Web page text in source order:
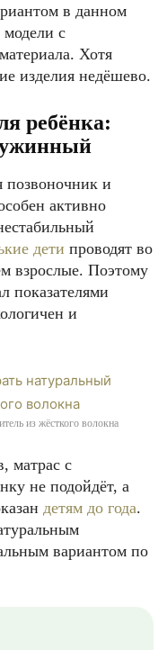
в данном
с
Хотя
изделия недёшево.
ребёнка:
позвоночник и
активно
дети проводят во
взрослые. Поэтому
показателями
и
из жёсткого волокна
матрас с
не подойдёт, а
детям до года.
вариантом по